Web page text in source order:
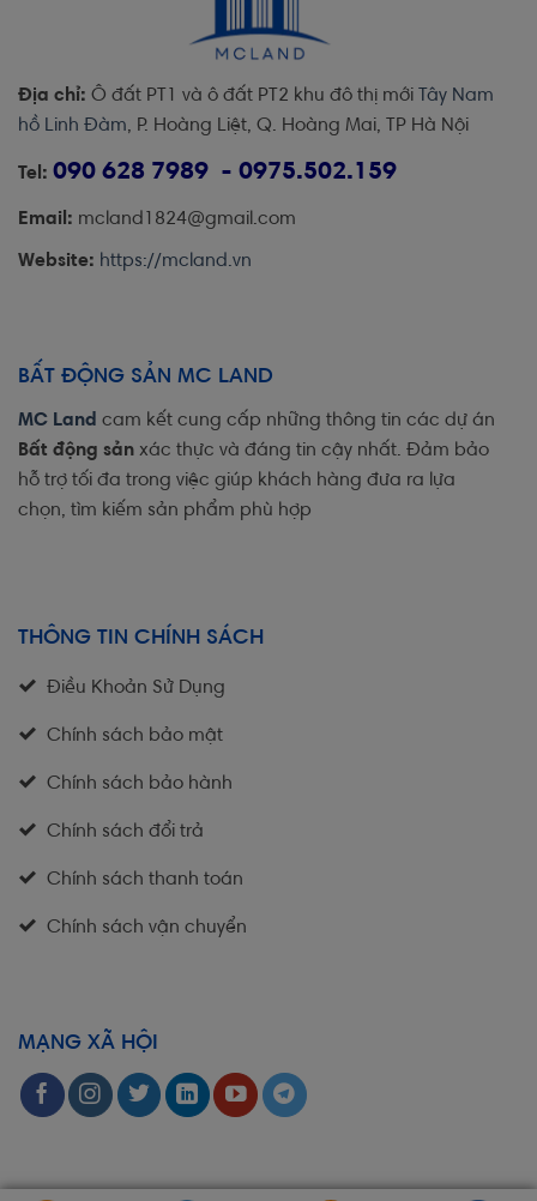
Địa chỉ: Ô đất PT1 và ô đất PT2 khu đô thị mới Tây Nam
hồ Linh Đàm, P. Hoàng Liệt, Q. Hoàng Mai, TP Hà Nội
Tel: 090 628 7989 - 0975.502.159
Email: mcland1824@gmail.com
Website: https://mcland.vn
BẤT ĐỘNG SẢN MC LAND
MC Land cam kết cung cấp những thông tin các dự án
Bất động sản xác thực và đáng tin cậy nhất. Đảm bảo
hỗ trợ tối đa trong việc giúp khách hàng đưa ra lựa
chọn, tìm kiếm sản phẩm phù hợp
THÔNG TIN CHÍNH SÁCH
Điều Khoản Sử Dụng
Chính sách bảo mật
Chính sách bảo hành
Chính sách đổi trả
Chính sách thanh toán
Chính sách vận chuyển
MẠNG XÃ HỘI